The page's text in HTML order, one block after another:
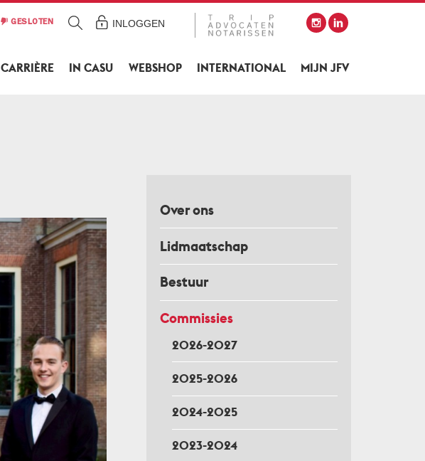
CARRIÈRE IN CASU WEBSHOP INTERNATIONAL MIJN JFV
GESLOTEN INLOGGEN
Over ons
Lidmaatschap
Bestuur
Commissies
2026-2027
2025-2026
2024-2025
2023-2024